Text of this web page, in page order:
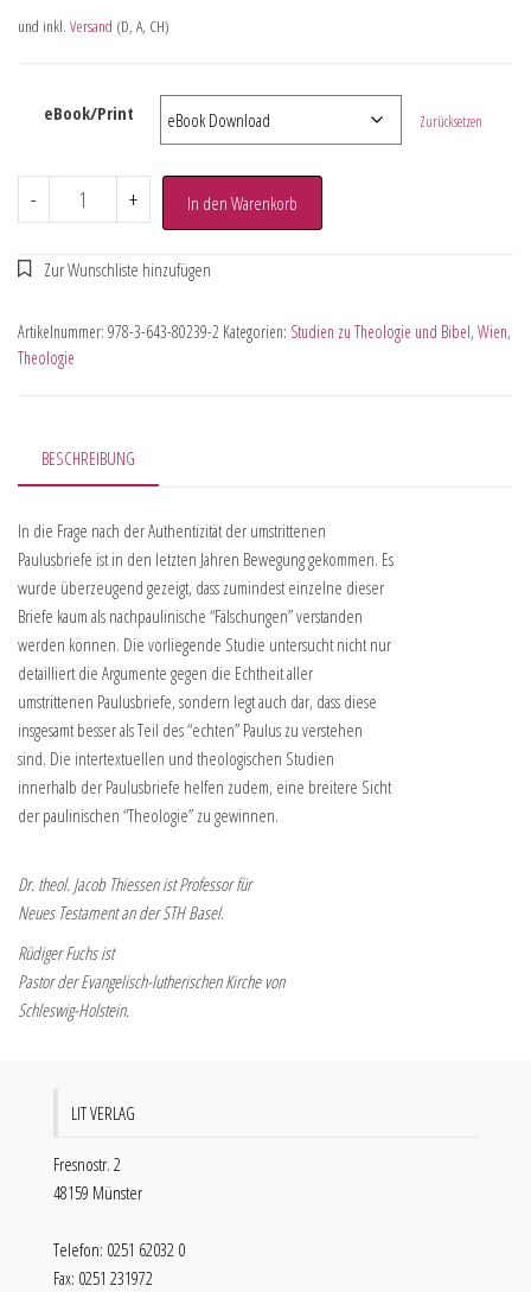
und inkl. Versand (D, A, CH)
eBook/Print Zurücksetzen
- + In den Warenkorb
Artikelnummer: 978-3-643-80239-2 Kategorien: Studien zu Theologie und Bibel, Wien,
Theologie
BESCHREIBUNG
In die Frage nach der Authentizität der umstrittenen
Paulusbriefe ist in den letzten Jahren Bewegung gekommen. Es
wurde überzeugend gezeigt, dass zumindest einzelne dieser
Briefe kaum als nachpaulinische “Fälschungen” verstanden
werden können. Die vorliegende Studie untersucht nicht nur
detailliert die Argumente gegen die Echtheit aller
umstrittenen Paulusbriefe, sondern legt auch dar, dass diese
insgesamt besser als Teil des “echten” Paulus zu verstehen
sind. Die intertextuellen und theologischen Studien
innerhalb der Paulusbriefe helfen zudem, eine breitere Sicht
der paulinischen “Theologie” zu gewinnen.
Dr. theol. Jacob Thiessen ist Professor für
Neues Testament an der STH Basel.
Rüdiger Fuchs ist
Pastor der Evangelisch-lutherischen Kirche von
Schleswig-Holstein.
LIT VERLAG
Fresnostr. 2
48159 Münster
Telefon: 0251 62032 0
Fax: 0251 231972